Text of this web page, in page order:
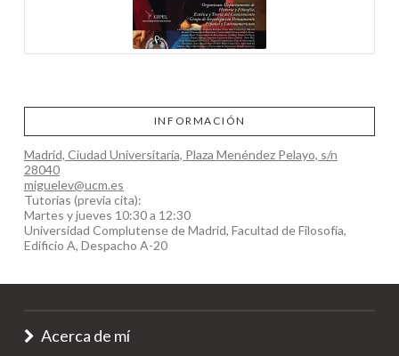
INFORMACIÓN
Madrid, Ciudad Universitaria, Plaza Menéndez Pelayo, s/n
28040
miguelev@ucm.es
Tutorías (previa cita):
Martes y jueves 10:30 a 12:30
Universidad Complutense de Madrid, Facultad de Filosofía,
Edificio A, Despacho A-20
Acerca de mí